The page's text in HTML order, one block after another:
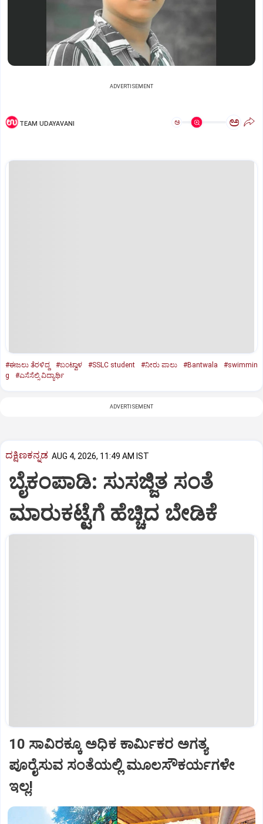
ADVERTISEMENT
TEAM UDAYAVANI ಅ ಅ
#ಈಜಲು ತೆರಳಿದ್ದ #ಬಂಟ್ವಾಳ #SSLC student #ನೀರು ಪಾಲು #Bantwala
#swimmin
g
#ಎಸೆಸೆಲ್ಸಿ ವಿದ್ಯಾರ್ಥಿ
ADVERTISEMENT
ದಕ್ಷಿಣಕನ್ನಡ AUG 4, 2026, 11:49 AM IST
ಬೈಕಂಪಾಡಿ: ಸುಸಜ್ಜಿತ ಸಂತೆ
ಮಾರುಕಟ್ಟೆಗೆ ಹೆಚ್ಚಿದ ಬೇಡಿಕೆ
10 ಸಾವಿರಕ್ಕೂ ಅಧಿಕ ಕಾರ್ಮಿಕರ ಅಗತ್ಯ
ಪೂರೈಸುವ ಸಂತೆಯಲ್ಲಿ ಮೂಲಸೌಕರ್ಯಗಳೇ
ಇಲ್ಲ!